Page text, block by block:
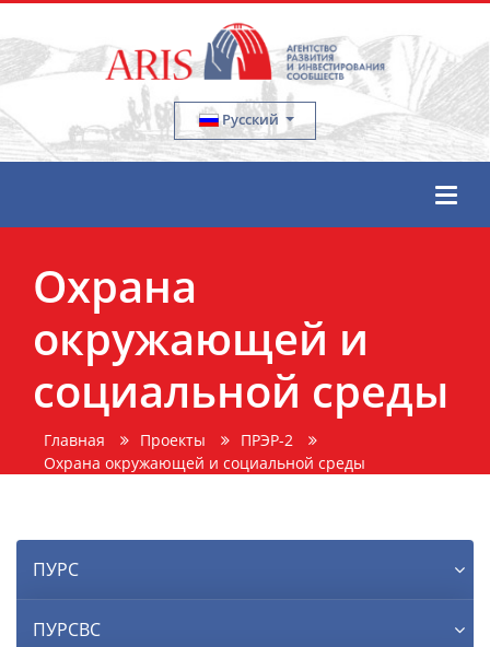
Русский
Охрана
окружающей и
социальной среды
Главная Проекты
ПРЭР-2
Охрана окружающей и социальной среды
ПУРС
ПУРСВС